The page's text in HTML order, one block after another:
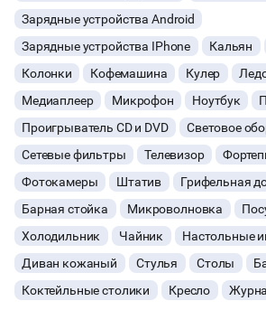
Зарядные устройства Android
Зарядные устройства IPhone
Кальян
Колонки
Кофемашина Кулер
Медиаплеер
Микрофон Ноутбук
Проигрыватель CD и DVD
Световое
Сетевые фильтры
Телевизор
Фотокамеры
Штатив
Грифельная
Барная стойка
Микроволновка
Холодильник
Чайник
Настольные
Диван кожаный
Стулья Столы
Коктейльные столики
Кресло
ДЕЛОВЫЕ МЕРОПРИЯТИЯ
КВАРТИРНИКИ
ФОТОСЕССИИ
МАЛЬЧИШНИК
ОСТАВИТЬ ЗАЯВКУ
Вы можете отменить заявку в любой
или поменять параметры с нашим
оставите заявку
🔥 4 человека интересовались этой